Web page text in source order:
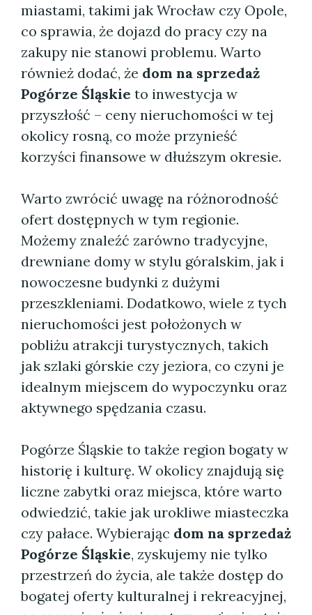
miastami, takimi jak Wrocław czy Opole,
co sprawia, że dojazd do pracy czy na
zakupy nie stanowi problemu. Warto
również dodać, że dom na sprzedaż
Pogórze Śląskie to inwestycja w
przyszłość – ceny nieruchomości w tej
okolicy rosną, co może przynieść
korzyści finansowe w dłuższym okresie.
Warto zwrócić uwagę na różnorodność
ofert dostępnych w tym regionie.
Możemy znaleźć zarówno tradycyjne,
drewniane domy w stylu góralskim, jak i
nowoczesne budynki z dużymi
przeszkleniami. Dodatkowo, wiele z tych
nieruchomości jest położonych w
pobliżu atrakcji turystycznych, takich
jak szlaki górskie czy jeziora, co czyni je
idealnym miejscem do wypoczynku oraz
aktywnego spędzania czasu.
Pogórze Śląskie to także region bogaty w
historię i kulturę. W okolicy znajdują się
liczne zabytki oraz miejsca, które warto
odwiedzić, takie jak urokliwe miasteczka
czy pałace. Wybierając dom na sprzedaż
Pogórze Śląskie, zyskujemy nie tylko
przestrzeń do życia, ale także dostęp do
bogatej oferty kulturalnej i rekreacyjnej,